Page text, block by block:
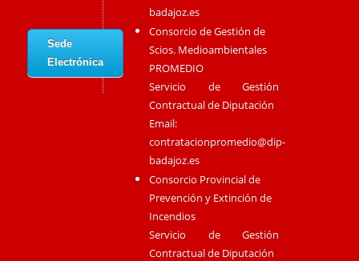
Sede
Electrónica
badajoz.es
Consorcio de Gestión de
Scios. Medioambientales
PROMEDIO
Servicio de Gestión
Contractual de Diputación
Email:
contratacionpromedio@dip-
badajoz.es
Consorcio Provincial de
Prevención y Extinción de
Incendios
Servicio de Gestión
Contractual de Diputación